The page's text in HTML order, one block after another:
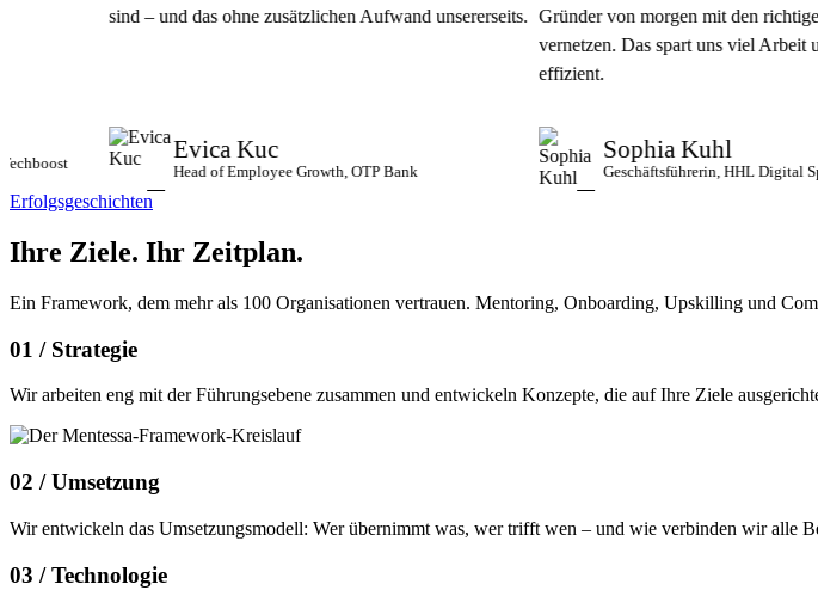
sind – und das ohne zusätzlichen Aufwand unsererseits.
Evica Kuc
Head of Employee Growth, OTP Bank
Gründer von morgen mit den richtigen
vernetzen. Das spart uns viel Arbeit und
effizient.
Sophia Kuhl
Geschäftsführerin, HHL Digital Space
Erfolgsgeschichten
Ihre Ziele. Ihr Zeitplan.
Ein Framework, dem mehr als 100 Organisationen vertrauen. Mentoring, Onboarding, Upskilling und
01 /Strategie
Wir arbeiten eng mit der Führungsebene zusammen und entwickeln Konzepte, die auf Ihre Ziele
02 /Umsetzung
Wir entwickeln das Umsetzungsmodell: Wer übernimmt was, wer trifft wen – und wie verbinden wir alle
03 /Technologie